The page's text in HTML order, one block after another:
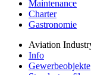
Maintenance
Charter
Gastronomie
Aviation
Info
Gewerbeobjekte